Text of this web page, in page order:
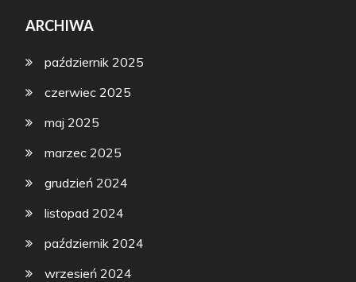
ARCHIWA
październik 2025
czerwiec 2025
maj 2025
marzec 2025
grudzień 2024
listopad 2024
październik 2024
wrzesień 2024